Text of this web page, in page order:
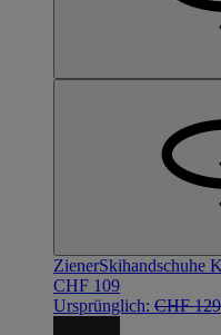
ZienerSkihandschuhe
CHF 109
Ursprünglich: CHF 129